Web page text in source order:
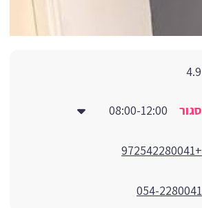
4.9
סגור 08:00-12:00
+972542280041
054-2280041